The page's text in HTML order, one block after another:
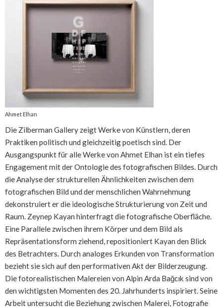
Ahmet Elhan
Die Zilberman Gallery zeigt Werke von Künstlern, deren
Praktiken politisch und gleichzeitig poetisch sind. Der
Ausgangspunkt für alle Werke von Ahmet Elhan ist ein tiefes
Engagement mit der Ontologie des fotografischen Bildes. Durch
die Analyse der strukturellen Ähnlichkeiten zwischen dem
fotografischen Bild und der menschlichen Wahrnehmung
dekonstruiert er die ideologische Strukturierung von Zeit und
Raum. Zeynep Kayan hinterfragt die fotografische Oberfläche.
Eine Parallele zwischen ihrem Körper und dem Bild als
Repräsentationsform ziehend, repositioniert Kayan den Blick
des Betrachters. Durch analoges Erkunden von Transformation
bezieht sie sich auf den performativen Akt der Bilderzeugung.
Die fotorealistischen Malereien von Alpin Arda Bağcık sind von
den wichtigsten Momenten des 20. Jahrhunderts inspiriert. Seine
Arbeit untersucht die Beziehung zwischen Malerei, Fotografie